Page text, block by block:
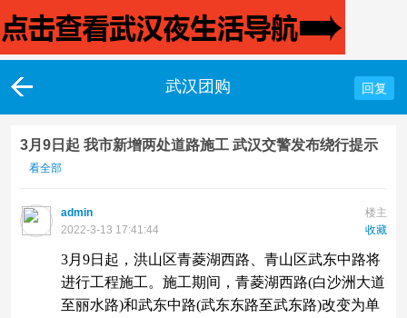
回复
武汉团购
3月9日起 我市新增两处道路施工 武汉交警发布绕行提示
看全部
楼主
admin
收藏
2022-3-13 17:41:44
3月9日起，洪山区青菱湖西路、青山区武东中路将
进行工程施工。施工期间，青菱湖西路(白沙洲大道
至丽水路)和武东中路(武东东路至武东路)改变为单